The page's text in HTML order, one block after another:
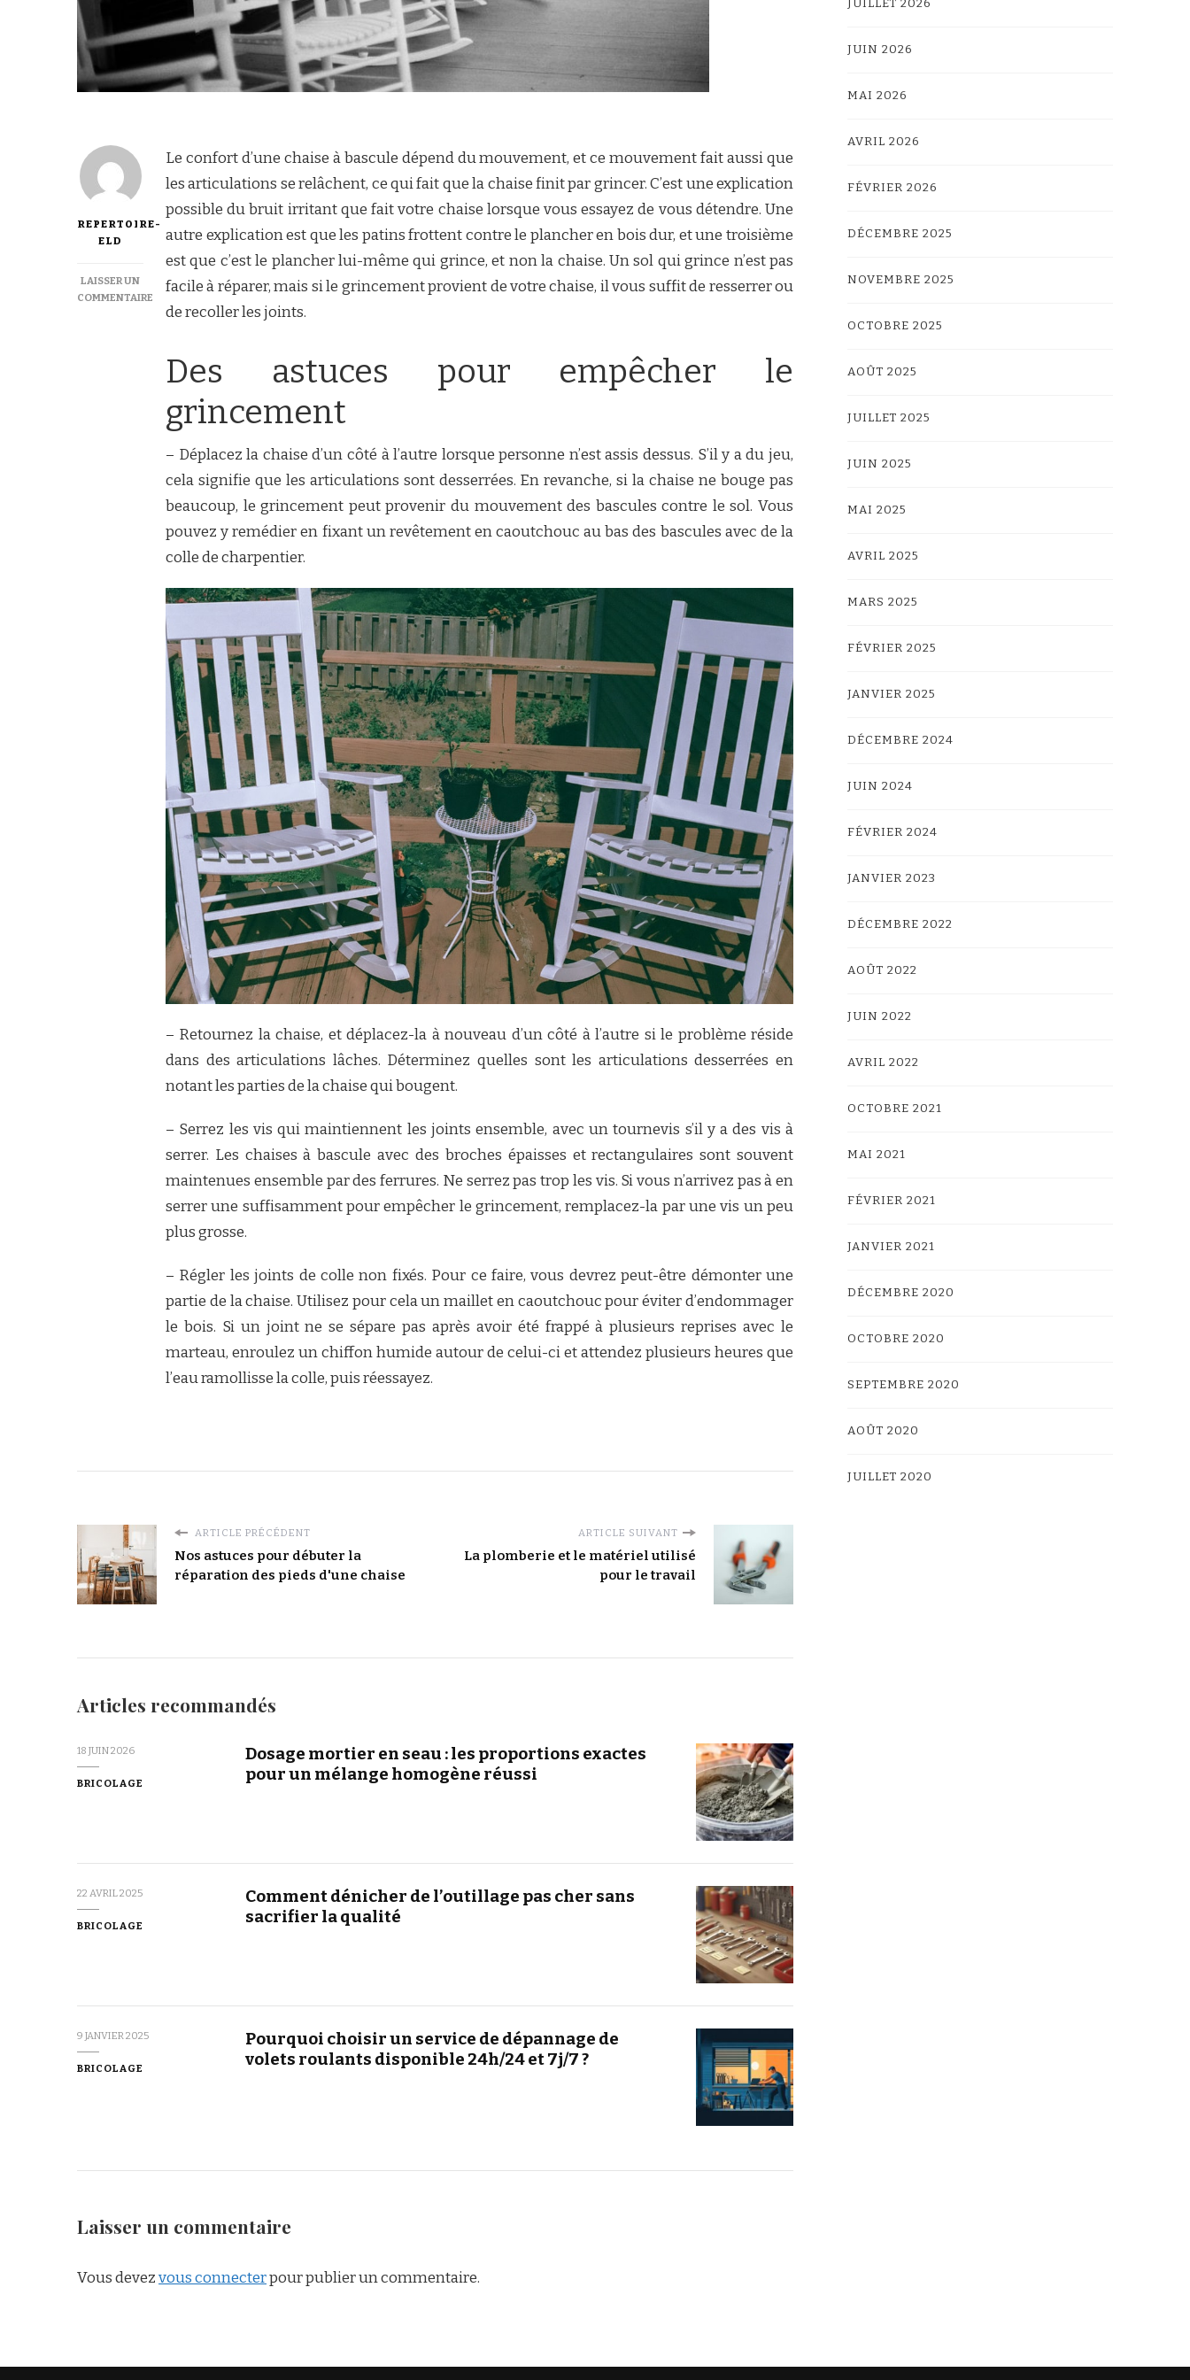
REPERTOIRE-
ELD
LAISSER UN
COMMENTAIRE
Le confort d’une chaise à bascule dépend du mouvement, et ce mouvement fait aussi que
les articulations se relâchent, ce qui fait que la chaise finit par grincer. C’est une explication
possible du bruit irritant que fait votre chaise lorsque vous essayez de vous détendre. Une
autre explication est que les patins frottent contre le plancher en bois dur, et une troisième
est que c’est le plancher lui-même qui grince, et non la chaise. Un sol qui grince n’est pas
facile à réparer, mais si le grincement provient de votre chaise, il vous suffit de resserrer ou
de recoller les joints.
Des astuces pour empêcher le
grincement
– Déplacez la chaise d’un côté à l’autre lorsque personne n’est assis dessus. S’il y a du jeu,
cela signifie que les articulations sont desserrées. En revanche, si la chaise ne bouge pas
beaucoup, le grincement peut provenir du mouvement des bascules contre le sol. Vous
pouvez y remédier en fixant un revêtement en caoutchouc au bas des bascules avec de la
colle de charpentier.
– Retournez la chaise, et déplacez-la à nouveau d’un côté à l’autre si le problème réside
dans des articulations lâches. Déterminez quelles sont les articulations desserrées en
notant les parties de la chaise qui bougent.
– Serrez les vis qui maintiennent les joints ensemble, avec un tournevis s’il y a des vis à
serrer. Les chaises à bascule avec des broches épaisses et rectangulaires sont souvent
maintenues ensemble par des ferrures. Ne serrez pas trop les vis. Si vous n’arrivez pas à en
serrer une suffisamment pour empêcher le grincement, remplacez-la par une vis un peu
plus grosse.
– Régler les joints de colle non fixés. Pour ce faire, vous devrez peut-être démonter une
partie de la chaise. Utilisez pour cela un maillet en caoutchouc pour éviter d’endommager
le bois. Si un joint ne se sépare pas après avoir été frappé à plusieurs reprises avec le
marteau, enroulez un chiffon humide autour de celui-ci et attendez plusieurs heures que
l’eau ramollisse la colle, puis réessayez.
ARTICLE PRÉCÉDENT
Nos astuces pour débuter la
réparation des pieds d'une chaise
ARTICLE SUIVANT
La plomberie et le matériel utilisé
pour le travail
Articles recommandés
18 JUIN 2026
BRICOLAGE
Dosage mortier en seau : les proportions exactes
pour un mélange homogène réussi
22 AVRIL 2025
BRICOLAGE
Comment dénicher de l’outillage pas cher sans
sacrifier la qualité
9 JANVIER 2025
BRICOLAGE
Pourquoi choisir un service de dépannage de
volets roulants disponible 24h/24 et 7j/7 ?
Laisser un commentaire
Vous devezvous connecterpour publier un commentaire.
JUILLET 2026
JUIN 2026
MAI 2026
AVRIL 2026
FÉVRIER 2026
DÉCEMBRE 2025
NOVEMBRE 2025
OCTOBRE 2025
AOÛT 2025
JUILLET 2025
JUIN 2025
MAI 2025
AVRIL 2025
MARS 2025
FÉVRIER 2025
JANVIER 2025
DÉCEMBRE 2024
JUIN 2024
FÉVRIER 2024
JANVIER 2023
DÉCEMBRE 2022
AOÛT 2022
JUIN 2022
AVRIL 2022
OCTOBRE 2021
MAI 2021
FÉVRIER 2021
JANVIER 2021
DÉCEMBRE 2020
OCTOBRE 2020
SEPTEMBRE 2020
AOÛT 2020
JUILLET 2020